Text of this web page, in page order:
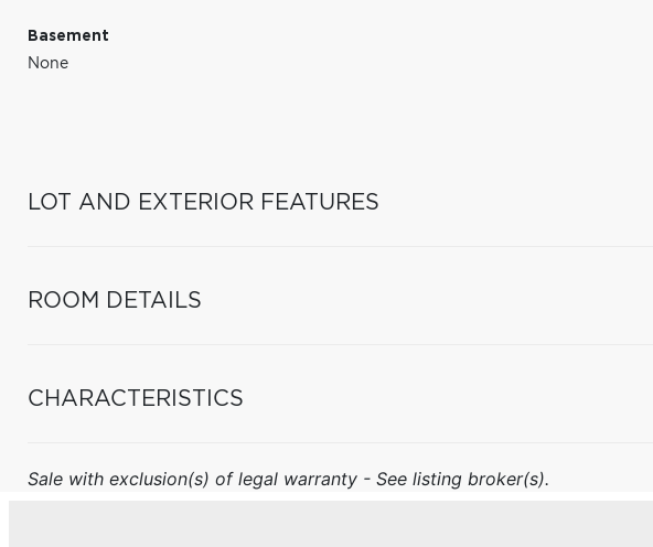
Basement
None
LOT AND EXTERIOR FEATURES
ROOM DETAILS
CHARACTERISTICS
Sale with exclusion(s) of legal warranty - See listing broker(s).